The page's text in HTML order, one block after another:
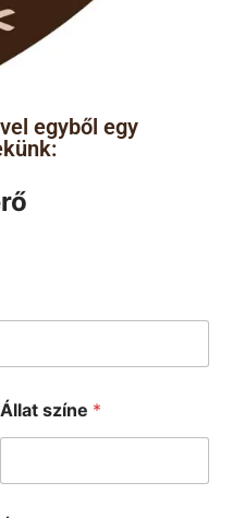
egyből egy
Állat színe *